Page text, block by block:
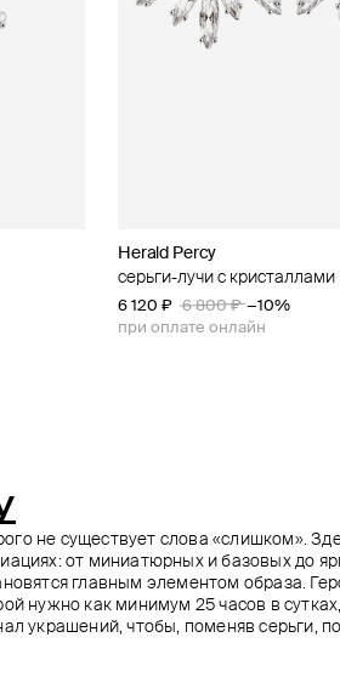
Herald Percy
серьги-лучи с кристаллами
6 120 ₽ 6 800 ₽ −10%
при оплате онлайн
Herald Percy
серьги с подвесками-лучами
5 580 ₽ 6 200 ₽ −10%
при оплате онлайн
Herald Percy
серебристые серьги с
5 490 ₽ 6 100 ₽ −10%
при оплате онлайн
Herald Percy
серебристые серьги с
кристаллами spring time
4 060 ₽ 5 800 ₽ −30%
не существует слова «слишком».
от миниатюрных и базовых до
главным элементом образа.
нужно как минимум 25 часов в
украшений, чтобы, поменяв серьги,